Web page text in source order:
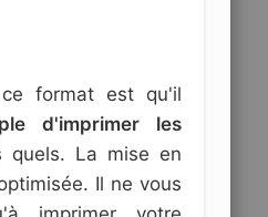
format est qu'il
d'imprimer les
quels. La mise en
Il ne vous